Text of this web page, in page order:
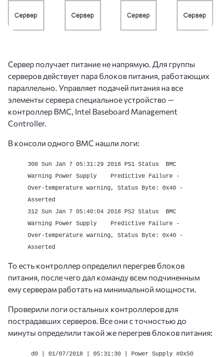
Сервер получает питание не напрямую. Для группы
серверов действует пара блоков питания, работающих
параллельно. Управляет подачей питания на все
элементы сервера специальное устройство —
контроллер BMC, Intel Baseboard Management
Controller.
В консоли одного BMC нашли логи:
308 Sun Jan 7 05:31:29 2018 PS1 Status BMC
Warning Power Supply Predictive Failure -
Over-temperature warning, Status Byte: 0x40 -
Asserted
312 Sun Jan 7 05:40:04 2018 PS2 Status BMC
Warning Power Supply Predictive Failure -
Over-temperature warning, Status Byte: 0x40 -
Asserted
То есть контроллер определил перегрев блоков
питания, после чего дал команду всем подчиненным
ему серверам работать на минимальной мощности.
Проверили логи остальных контроллеров для
пострадавших серверов. Все они с точностью до
минуты определили такой же перегрев блоков питания:
d0 | 01/07/2018 | 05:31:30 | Power Supply #0x50